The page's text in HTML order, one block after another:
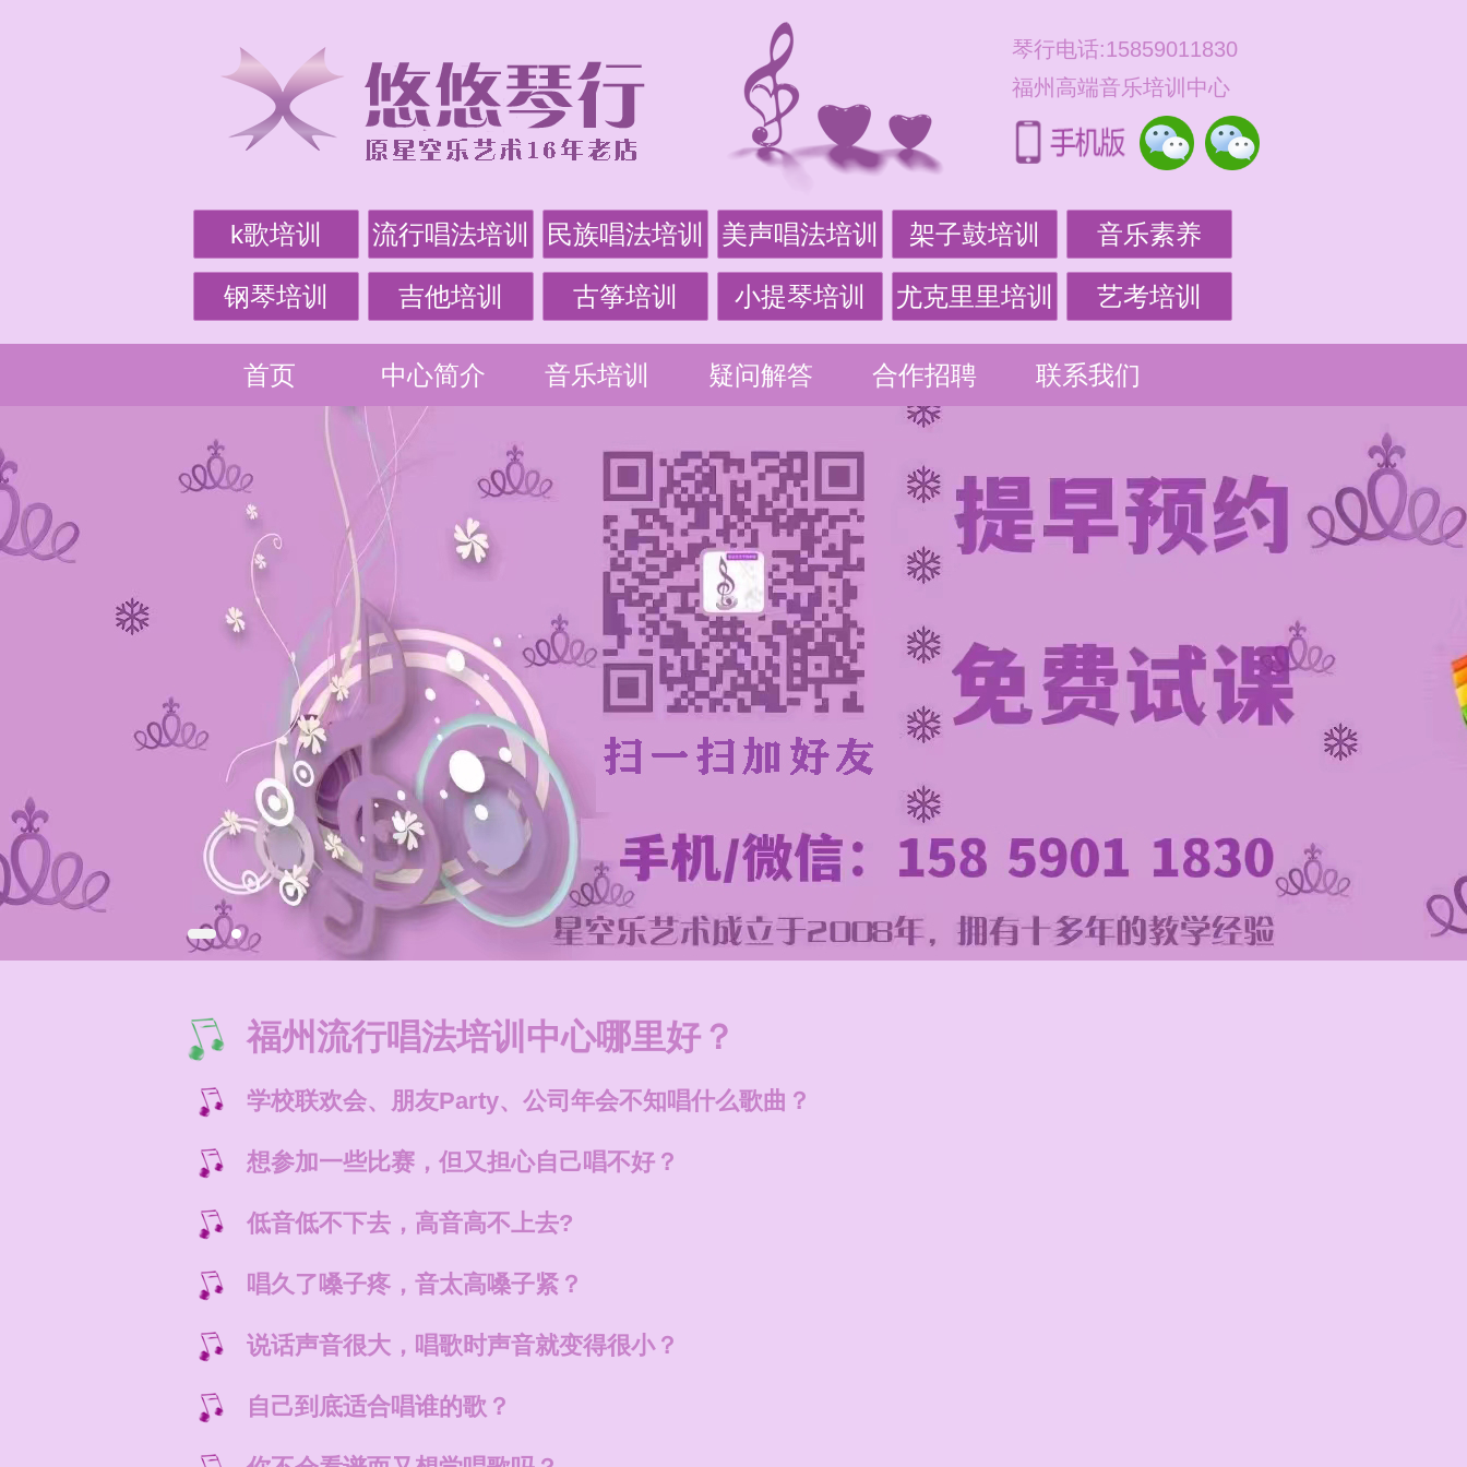
琴行电话:15859011830
福州高端音乐培训中心
k歌培训 流行唱法培训 民族唱法培训 美声唱法培训 架子鼓培训 音乐素养
钢琴培训 吉他培训 古筝培训 小提琴培训 尤克里里培训 艺考培训
首页 中心简介 音乐培训 疑问解答 合作招聘 联系我们
福州流行唱法培训中心哪里好？
学校联欢会、朋友Party、公司年会不知唱什么歌曲？
想参加一些比赛，但又担心自己唱不好？
低音低不下去，高音高不上去?
唱久了嗓子疼，音太高嗓子紧？
说话声音很大，唱歌时声音就变得很小？
自己到底适合唱谁的歌？